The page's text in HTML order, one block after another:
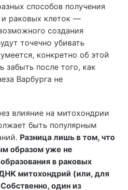
способов получения
и раковых клеток —
создания
точечно убивать
конкретно об этой
забыть после того, как
Варбурга не
влияние на митохондрии
быть популярным
Разница лишь в том, что
образом уже не
в раковых
митохондрий (или, для
один из